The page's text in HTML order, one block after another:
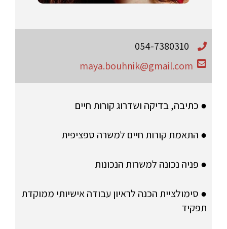
054-7380310
maya.bouhnik@gmail.com
● כתיבה, בדיקה ושדרוג קורות חיים
● התאמת קורות חיים למשרה ספציפית
● פניה נכונה למשרות הנכונות
● סימולציית הכנה לראיון עבודה אישיותי ממוקדת
תפקיד